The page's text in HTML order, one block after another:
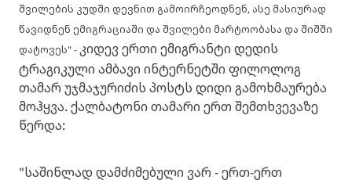
შვილების კუდში დევნით გამოირჩეოდნენ, ასე მასიურად
წავიდნენ ემიგრაციაში და შვილები მარტოობასა და შიშში
დატოვეს" -კიდევ ერთი ემიგრანტი დედის
ტრაგიკული ამბავი ინტერნეტში ფილოლოგ
თამარ უჯმაჯურიძის პოსტს დიდი გამოხმაურება
მოჰყვა. ქალბატონი თამარი ერთ შემთხვევაზე
წერდა:
"საშინლად დამძიმებული ვარ - ერთ-ერთ